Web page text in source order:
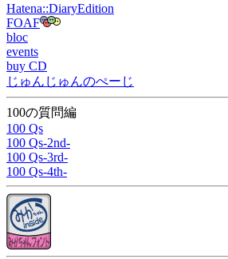
Hatena::DiaryEdition
FOAF
bloc
events
buy CD
じゅんじゅんのぺーじ
100の質問編
100 Qs
100 Qs-2nd-
100 Qs-3rd-
100 Qs-4th-